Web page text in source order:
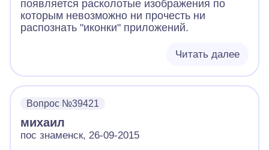
появляется расколотые изображения по
которым невозможно ни прочесть ни
распознать "иконки" приложений.
Читать далее
Вопрос №39421
михаил
пос знаменск, 26-09-2015